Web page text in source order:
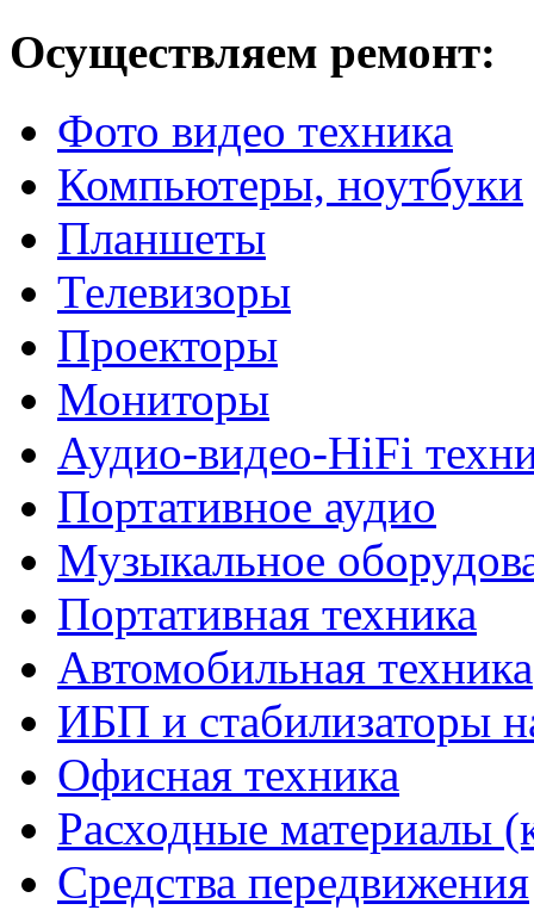
Осуществляем ремонт:
Фото видео техника
Компьютеры, ноутбуки
Планшеты
Телевизоры
Проекторы
Мониторы
Аудио-видео-HiFi
Портативное аудио
Музыкальное
Портативная техника
Автомобильная техника
ИБП и стабилизаторы
Офисная техника
Расходные материалы
Средства передвижения